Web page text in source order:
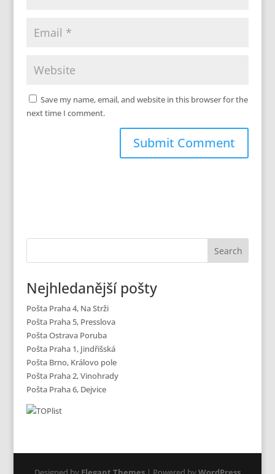
Save my name, email, and website in this browser for the
next time I comment.
Nejhledanější pošty
Pošta Praha 4, Na Strži
Pošta Praha 5, Presslova
Pošta Ostrava Poruba
Pošta Praha 1, Jindřišská
Pošta Brno, Královo pole
Pošta Praha 2, Vinohrady
Pošta Praha 6, Dejvice